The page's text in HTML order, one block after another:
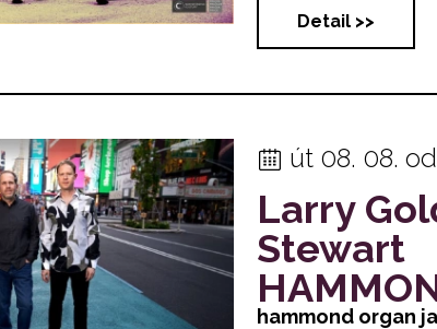
Detail >>
út 08. 08.
Larry
Stewart
hammond organ